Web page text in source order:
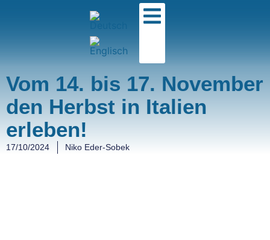
Vom 14. bis 17. November
den Herbst in Italien
erleben!
17/10/2024 Niko Eder-Sobek